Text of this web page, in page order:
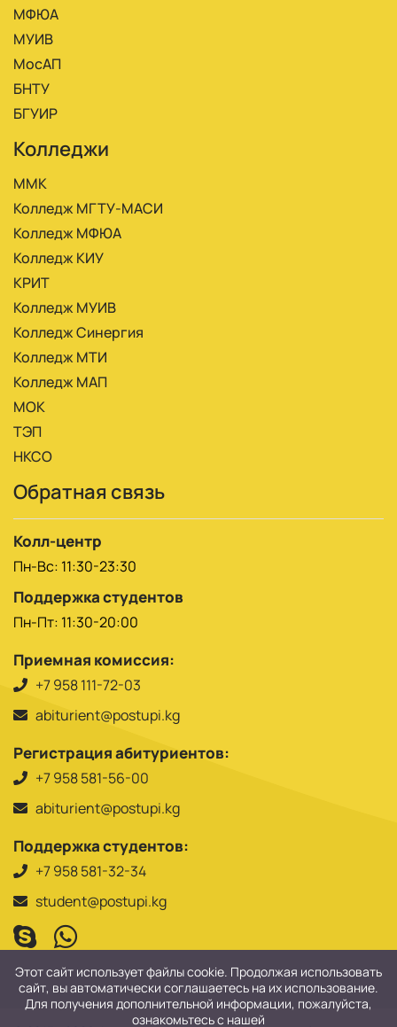
МФЮА
МУИВ
МосАП
БНТУ
БГУИР
Колледжи
ММК
Колледж МГТУ-МАСИ
Колледж МФЮА
Колледж КИУ
КРИТ
Колледж МУИВ
Колледж Синергия
Колледж МТИ
Колледж МАП
МОК
ТЭП
НКСО
Обратная связь
Колл-центр
Пн-Вс: 11:30-23:30
Поддержка студентов
Пн-Пт: 11:30-20:00
Приемная комиссия:
+7 958 111-72-03
abiturient@postupi.kg
Регистрация абитуриентов:
+7 958 581-56-00
abiturient@postupi.kg
Поддержка студентов:
+7 958 581-32-34
student@postupi.kg
Этот сайт использует файлы cookie. Продолжая использовать
сайт, вы автоматически соглашаетесь на их использование.
Для получения дополнительной информации, пожалуйста,
ознакомьтесь с нашей